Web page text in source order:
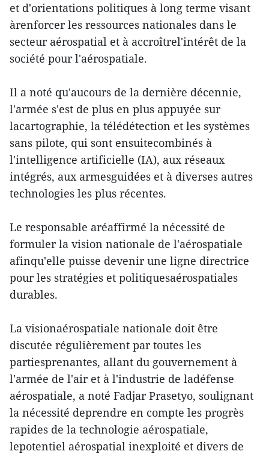
et d'orientations politiques à long terme visant
àrenforcer les ressources nationales dans le
secteur aérospatial et à accroîtrel'intérêt de la
société pour l'aérospatiale.
Il a noté qu'aucours de la dernière décennie,
l'armée s'est de plus en plus appuyée sur
lacartographie, la télédétection et les systèmes
sans pilote, qui sont ensuitecombinés à
l'intelligence artificielle (IA), aux réseaux
intégrés, aux armesguidées et à diverses autres
technologies les plus récentes.
Le responsable aréaffirmé la nécessité de
formuler la vision nationale de l'aérospatiale
afinqu'elle puisse devenir une ligne directrice
pour les stratégies et politiquesaérospatiales
durables.
La visionaérospatiale nationale doit être
discutée régulièrement par toutes les
partiesprenantes, allant du gouvernement à
l'armée de l'air et à l'industrie de ladéfense
aérospatiale, a noté Fadjar Prasetyo, soulignant
la nécessité deprendre en compte les progrès
rapides de la technologie aérospatiale,
lepotentiel aérospatial inexploité et divers de